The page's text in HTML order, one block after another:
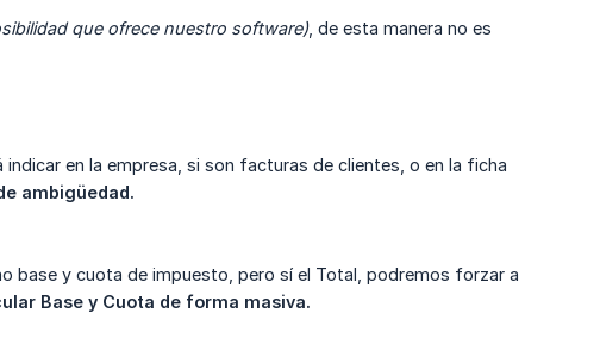
que ofrece nuestro software), de esta manera no es
en la empresa, si son facturas de clientes, o en la ficha
ambigüedad.
base y cuota de impuesto, pero sí el Total, podremos forzar a
Base y Cuota de forma masiva.